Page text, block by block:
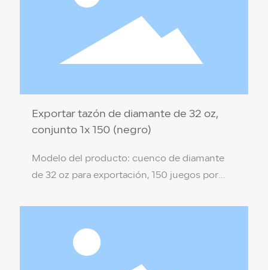
-18 ℃ Cantidad por caja: 150 juegos
Exportar tazón de diamante de 32 oz,
conjunto 1x 150 (negro)
Modelo del producto: cuenco de diamante
de 32 oz para exportación, 150 juegos por
x 8,3 x 9,4 cm Material del producto: PP de
el medio ambiente) Color de la caja: Negro